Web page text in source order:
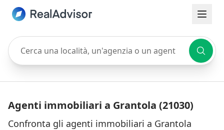
Cerca una località, un'agenzia o un agente
Agenti immobiliari a Grantola (21030)
Confronta gli agenti immobiliari a Grantola